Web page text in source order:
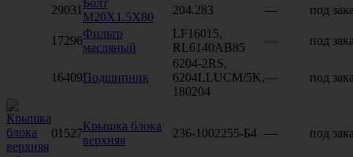
29031
M20X1.5X80
204.283 — под
17296
Фильтр
масляный
LF16015,
RL6140AB85
— под
16409Подшипник
6204-2RS,
6204LLUCM/5K,
180204
— под
01527
Крышка блока
верхняя
236-1002255-Б4 — под